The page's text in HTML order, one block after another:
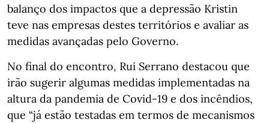
balanço dos impactos que a depressão Kristin
teve nas empresas destes territórios e avaliar as
medidas avançadas pelo Governo.
No final do encontro, Rui Serrano destacou que
irão sugerir algumas medidas implementadas na
altura da pandemia de Covid-19 e dos incêndios,
que “já estão testadas em termos de mecanismos